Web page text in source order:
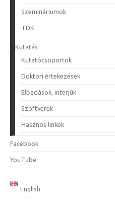
Szemináriumok
TDK
Kutatás
Kutatócsoportok
Doktori értekezések
Előadások, interjúk
Szoftverek
Hasznos linkek
Facebook
YouTube
English